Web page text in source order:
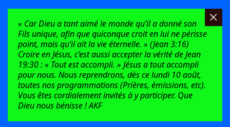
« Car Dieu a tant aimé le monde qu’il a donné son
Fils unique, afin que quiconque croit en lui ne périsse
point, mais qu’il ait la vie éternelle. » (Jean 3:16)
Croire en Jésus, c’est aussi accepter la vérité de Jean
19:30 : « Tout est accompli. » Jésus a tout accompli
pour nous. Nous reprendrons, dès ce lundi 10 août,
toutes nos programmations (Prières, émissions, etc).
Vous êtes cordialement invités à y participer. Que
Dieu nous bénisse ! AKF